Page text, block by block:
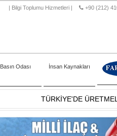
| Bilgi Toplumu Hizmetleri | +90 (212)
Basın Odası İnsan Kaynakları
TÜRKİYE'DE